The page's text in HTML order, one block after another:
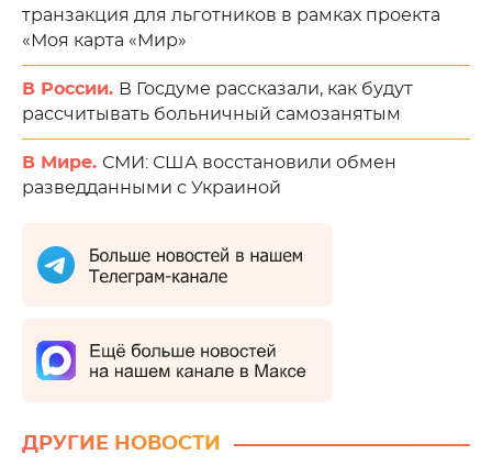
транзакция для льготников в рамках проекта
«Моя карта «Мир»
В России. В Госдуме рассказали, как будут
рассчитывать больничный самозанятым
В Мире. СМИ: США восстановили обмен
разведданными с Украиной
ДРУГИЕ НОВОСТИ